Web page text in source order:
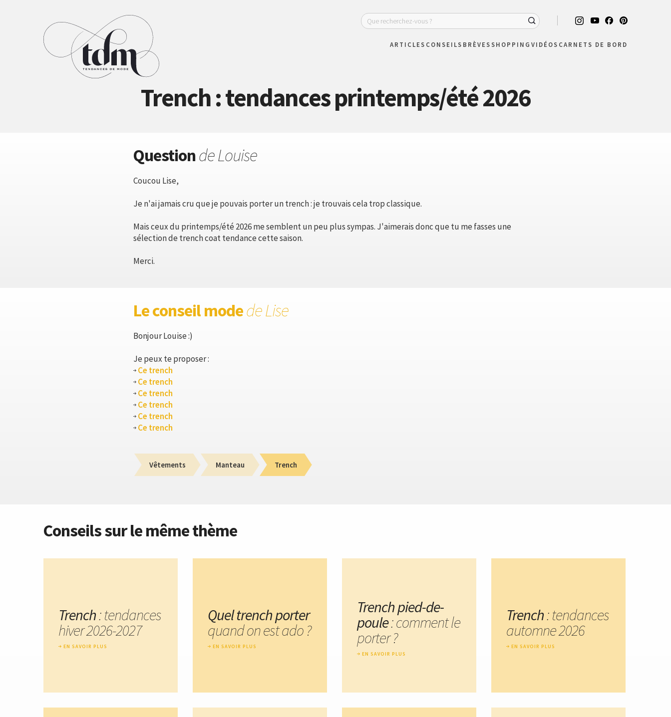
ARTICLES CONSEILS BRÈVESSHOPPING VIDÉOS CARNETS DE BORD
Trench : tendances printemps/été 2026
Questionde Louise
Coucou Lise,
Je n'ai jamais cru que je pouvais porter un trench : je trouvais cela trop classique.
Mais ceux du printemps/été 2026 me semblent un peu plus sympas. J'aimerais donc que tu me fasses une
sélection de trench coat tendance cette saison.
Merci.
Le conseil modede Lise
Bonjour Louise :)
Je peux te proposer :
Ce trench
Ce trench
Ce trench
Ce trench
Ce trench
Ce trench
Vêtements Manteau Trench
Conseils sur le même thème
Trench: tendances
hiver 2026-2027
EN SAVOIR PLUS
Quel trench porter
quand on est ado ?
EN SAVOIR PLUS
Trench pied-de-
poule: comment le
porter ?
EN SAVOIR PLUS
Trench: tendances
automne 2026
EN SAVOIR PLUS